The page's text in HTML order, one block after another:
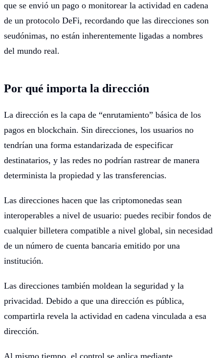
que se envió un pago o monitorear la actividad en cadena
de un protocolo DeFi, recordando que las direcciones son
seudónimas, no están inherentemente ligadas a nombres
del mundo real.
Por qué importa la dirección
La dirección es la capa de “enrutamiento” básica de los
pagos en blockchain. Sin direcciones, los usuarios no
tendrían una forma estandarizada de especificar
destinatarios, y las redes no podrían rastrear de manera
determinista la propiedad y las transferencias.
Las direcciones hacen que las criptomonedas sean
interoperables a nivel de usuario: puedes recibir fondos de
cualquier billetera compatible a nivel global, sin necesidad
de un número de cuenta bancaria emitido por una
institución.
Las direcciones también moldean la seguridad y la
privacidad. Debido a que una dirección es pública,
compartirla revela la actividad en cadena vinculada a esa
dirección.